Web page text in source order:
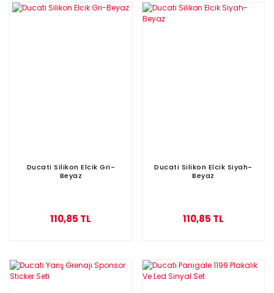
Ducati Silikon Elcik Gri-
Beyaz
110,85 TL
Ducati Silikon Elcik Siyah-
Beyaz
110,85 TL